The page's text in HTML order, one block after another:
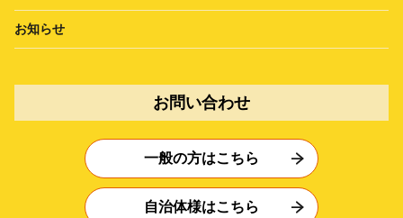
お知らせ
お問い合わせ
一般の方はこちら
自治体様はこちら